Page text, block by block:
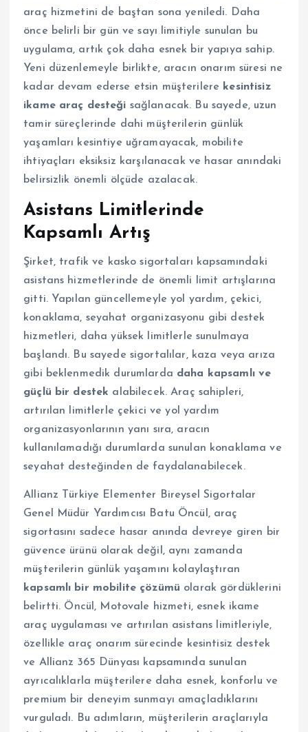
araç hizmetini de baştan sona yeniledi. Daha
önce belirli bir gün ve sayı limitiyle sunulan bu
uygulama, artık çok daha esnek bir yapıya sahip.
Yeni düzenlemeyle birlikte, aracın onarım süresi ne
kadar devam ederse etsin müşterilere kesintisiz
ikame araç desteği sağlanacak. Bu sayede, uzun
tamir süreçlerinde dahi müşterilerin günlük
yaşamları kesintiye uğramayacak, mobilite
ihtiyaçları eksiksiz karşılanacak ve hasar anındaki
belirsizlik önemli ölçüde azalacak.
Asistans Limitlerinde
Kapsamlı Artış
Şirket, trafik ve kasko sigortaları kapsamındaki
asistans hizmetlerinde de önemli limit artışlarına
gitti. Yapılan güncellemeyle yol yardım, çekici,
konaklama, seyahat organizasyonu gibi destek
hizmetleri, daha yüksek limitlerle sunulmaya
başlandı. Bu sayede sigortalılar, kaza veya arıza
gibi beklenmedik durumlarda daha kapsamlı ve
güçlü bir destek alabilecek. Araç sahipleri,
artırılan limitlerle çekici ve yol yardım
organizasyonlarının yanı sıra, aracın
kullanılamadığı durumlarda sunulan konaklama ve
seyahat desteğinden de faydalanabilecek.
Allianz Türkiye Elementer Bireysel Sigortalar
Genel Müdür Yardımcısı Batu Öncül, araç
sigortasını sadece hasar anında devreye giren bir
güvence ürünü olarak değil, aynı zamanda
müşterilerin günlük yaşamını kolaylaştıran
kapsamlı bir mobilite çözümü olarak gördüklerini
belirtti. Öncül, Motovale hizmeti, esnek ikame
araç uygulaması ve artırılan asistans limitleriyle,
özellikle araç onarım sürecinde kesintisiz destek
ve Allianz 365 Dünyası kapsamında sunulan
ayrıcalıklarla müşterilere daha esnek, konforlu ve
premium bir deneyim sunmayı amaçladıklarını
vurguladı. Bu adımların, müşterilerin araçlarıyla